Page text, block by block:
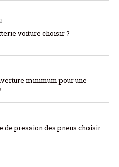
voiture choisir ?
minimum pour une
de pression des pneus choisir